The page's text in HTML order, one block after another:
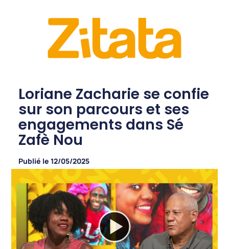
Loriane Zacharie se confie
sur son parcours et ses
engagements dans Sé
Zafè Nou
Publié le 12/05/2025